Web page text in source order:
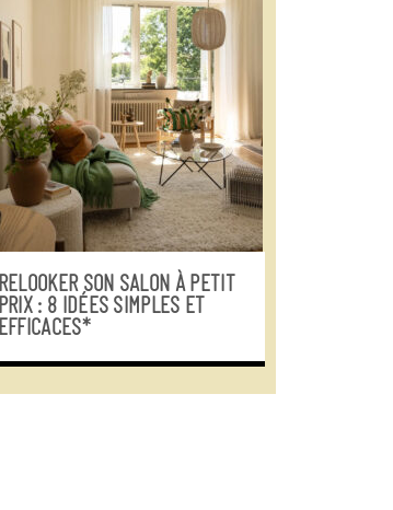
RELOOKER SON SALON À PETIT
PRIX : 8 IDÉES SIMPLES ET
EFFICACES*